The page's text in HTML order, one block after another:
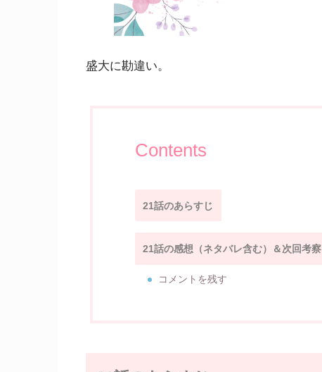
盛大に勘違い。
Contents
21話のあらすじ
21話の感想（ネタバレ含む）＆次回考察
コメントを残す